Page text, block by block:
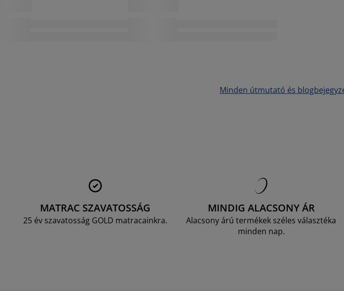
Minden útmutató és
MATRAC SZAVATOSSÁG
25 év szavatosság GOLD matracainkra.
MINDIG ALACSONY ÁR
Alacsony árú termékek széles választéka
minden nap.